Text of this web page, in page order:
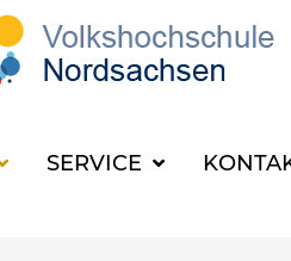
SERVICE